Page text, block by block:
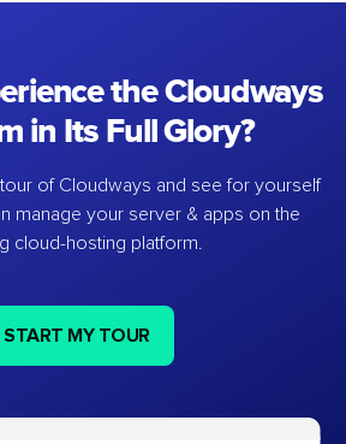
the Cloudways
in Its Full Glory?
tour of Cloudways and see for yourself
manage your server & apps on the
cloud-hosting platform.
START MY TOUR